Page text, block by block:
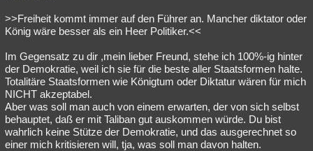
>>Freiheit kommt immer auf den Führer an. Mancher diktator oder
König wäre besser als ein Heer Politiker.<<
Im Gegensatz zu dir ,mein lieber Freund, stehe ich 100%-ig hinter
der Demokratie, weil ich sie für die beste aller Staatsformen halte.
Totalitäre Staatsformen wie Königtum oder Diktatur wären für mich
NICHT akzeptabel.
Aber was soll man auch von einem erwarten, der von sich selbst
behauptet, daß er mit Taliban gut auskommen würde. Du bist
wahrlich keine Stütze der Demokratie, und das ausgerechnet so
einer mich kritisieren will, tja, was soll man davon halten.